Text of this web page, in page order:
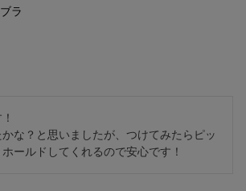
ラ
な？と思いましたが、つけてみたらピッ
ールドしてくれるので安心です！